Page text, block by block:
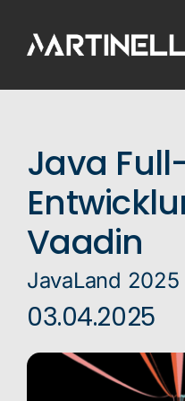
Consulting
Development
Blog
About Me
Java
Vaadin
JavaLand 2025
03.04.2025